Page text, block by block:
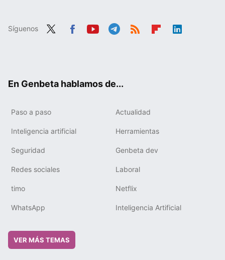
Síguenos
En Genbeta hablamos de...
Paso a paso Actualidad
Inteligencia artificial Herramientas
Seguridad Genbeta dev
Redes sociales Laboral
timo Netflix
WhatsApp Inteligencia Artificial
VER MÁS TEMAS